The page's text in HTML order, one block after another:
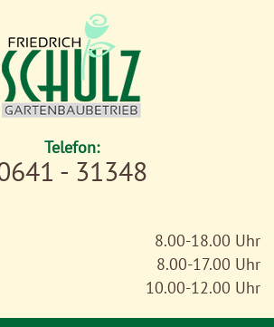
Telefon:
- 31348
8.00-18.00 Uhr
8.00-17.00 Uhr
10.00-12.00 Uhr